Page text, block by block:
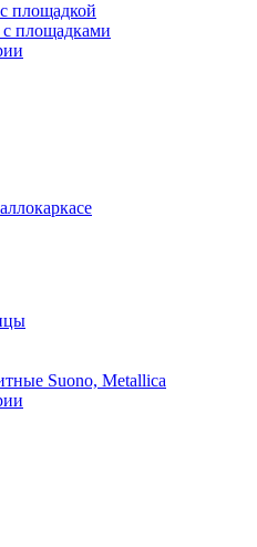
площадкой
с площадками
Suono, Metallica